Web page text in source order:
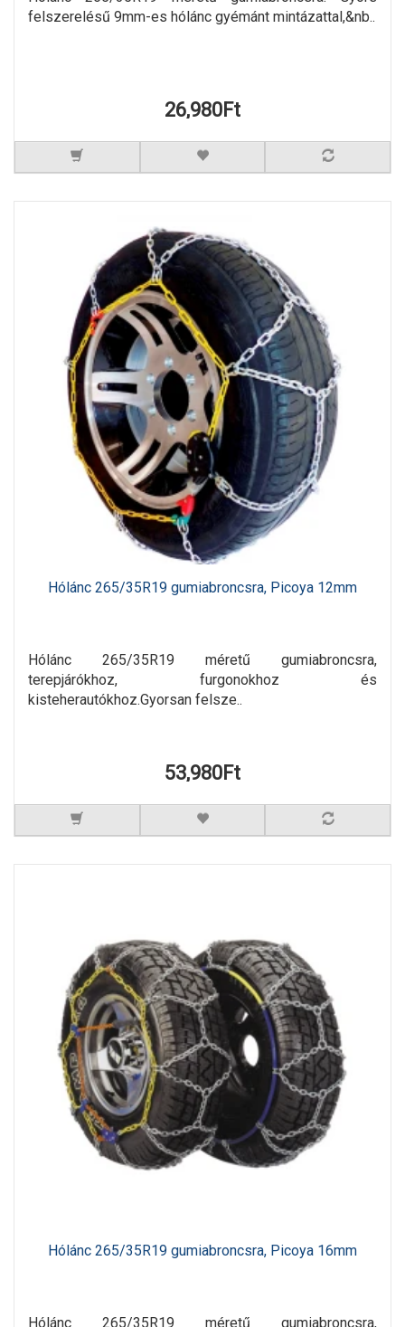
felszerelésű 9mm-es hólánc gyémánt mintázattal,&nb..
26,980Ft
Hólánc 265/35R19 gumiabroncsra, Picoya 12mm
Hólánc 265/35R19 méretű gumiabroncsra,
terepjárókhoz, furgonokhoz és
kisteherautókhoz.Gyorsan felsze..
53,980Ft
Hólánc 265/35R19 gumiabroncsra, Picoya 16mm
Hólánc 265/35R19 méretű gumiabroncsra,